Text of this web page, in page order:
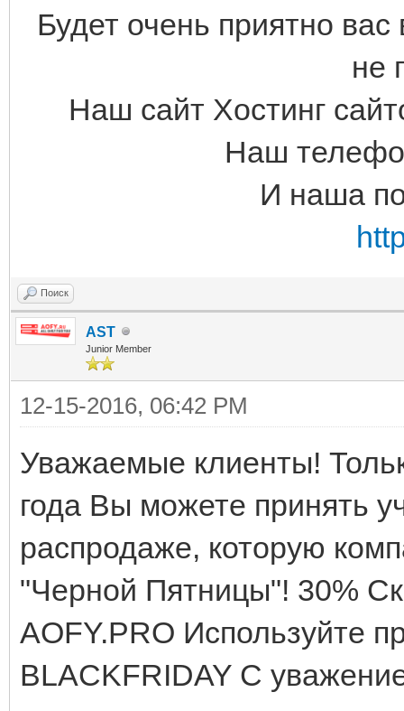
Будет очень приятно
не
Наш сайт Хостинг
Наш
И наша
Поиск
AST
Junior Member
12-15-2016, 06:42 PM
Уважаемые клиенты!
года Вы можете принять
распродаже, которую
"Черной Пятницы"! 30%
AOFY.PRO Используйте
BLACKFRIDAY С